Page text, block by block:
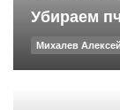
Убираем
Михалев